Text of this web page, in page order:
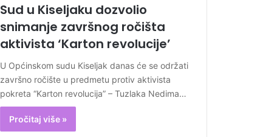
Sud u Kiseljaku dozvolio
snimanje završnog ročišta
aktivista ‘Karton revolucije’
U Općinskom sudu Kiseljak danas će se održati
završno ročište u predmetu protiv aktivista
pokreta “Karton revolucija” – Tuzlaka Nedima…
Pročitaj više »